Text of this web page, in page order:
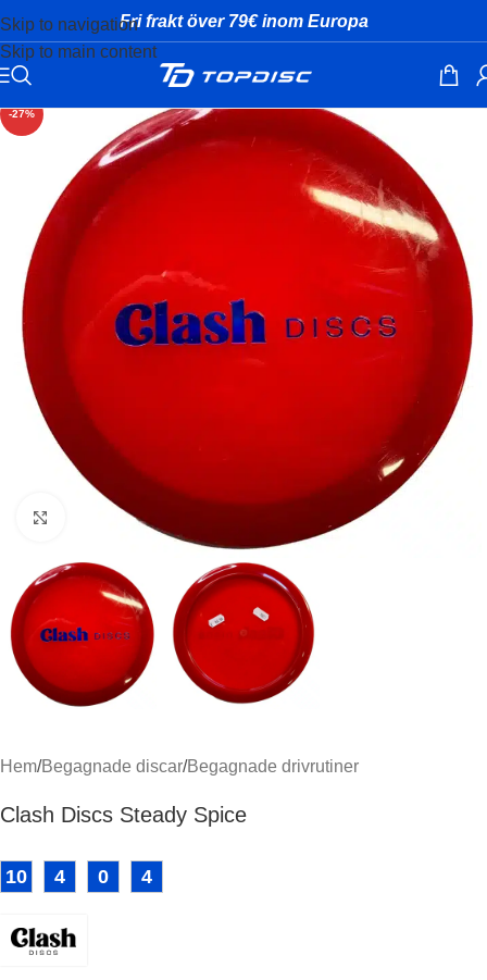
Skip to navigation
Skip to main content
Fri frakt över 79€ inom Europa
-27%
Klicka för att förstora
Hem/Begagnade discar/Begagnade drivrutiner
Clash Discs Steady Spice
10 4 0 4